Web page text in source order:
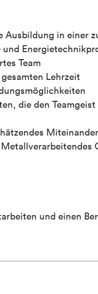
in einer
Team
Lehrzeit
die den
Miteinander
und einen